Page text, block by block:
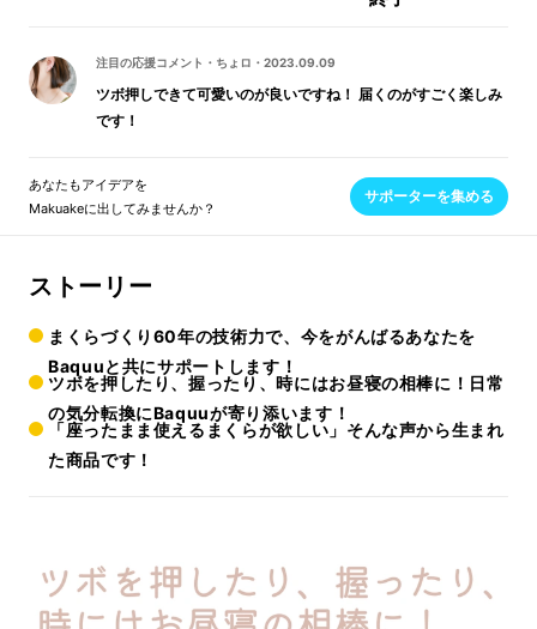
注目の応援コメント ・ ちょロ ・ 2023.09.09
ツボ押しできて可愛いのが良いですね！ 届くのがすごく楽しみ
です！
あなたもアイデアを
Makuakeに出してみませんか？
サポーターを集める
ストーリー
まくらづくり60年の技術力で、今をがんばるあなたを
Baquuと共にサポートします！
ツボを押したり、握ったり、時にはお昼寝の相棒に！日常
の気分転換にBaquuが寄り添います！
「座ったまま使えるまくらが欲しい」そんな声から生まれ
た商品です！